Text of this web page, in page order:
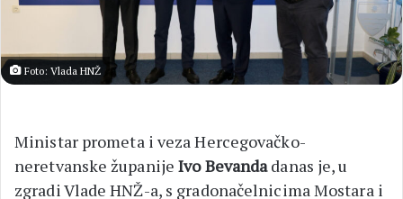
Foto: Vlada HNŽ
Ministar prometa i veza Hercegovačko-
neretvanske županijeIvo Bevandadanas je, u
zgradi Vlade HNŽ-a, s gradonačelnicima Mostara i